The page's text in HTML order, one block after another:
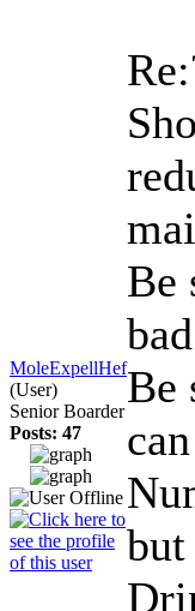
MoleExpellHef
(User)
Senior Boarder
Posts: 47
Be
Be